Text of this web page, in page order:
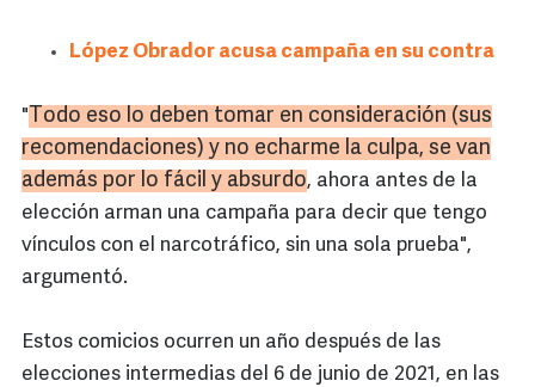
López Obrador acusa campaña en su contra
" Todo eso lo deben tomar en consideración (sus
recomendaciones) y no echarme la culpa, se van
además por lo fácil y absurdo, ahora antes de la
elección arman una campaña para decir que tengo
vínculos con el narcotráfico, sin una sola prueba",
argumentó.
Estos comicios ocurren un año después de las
elecciones intermedias del 6 de junio de 2021, en las